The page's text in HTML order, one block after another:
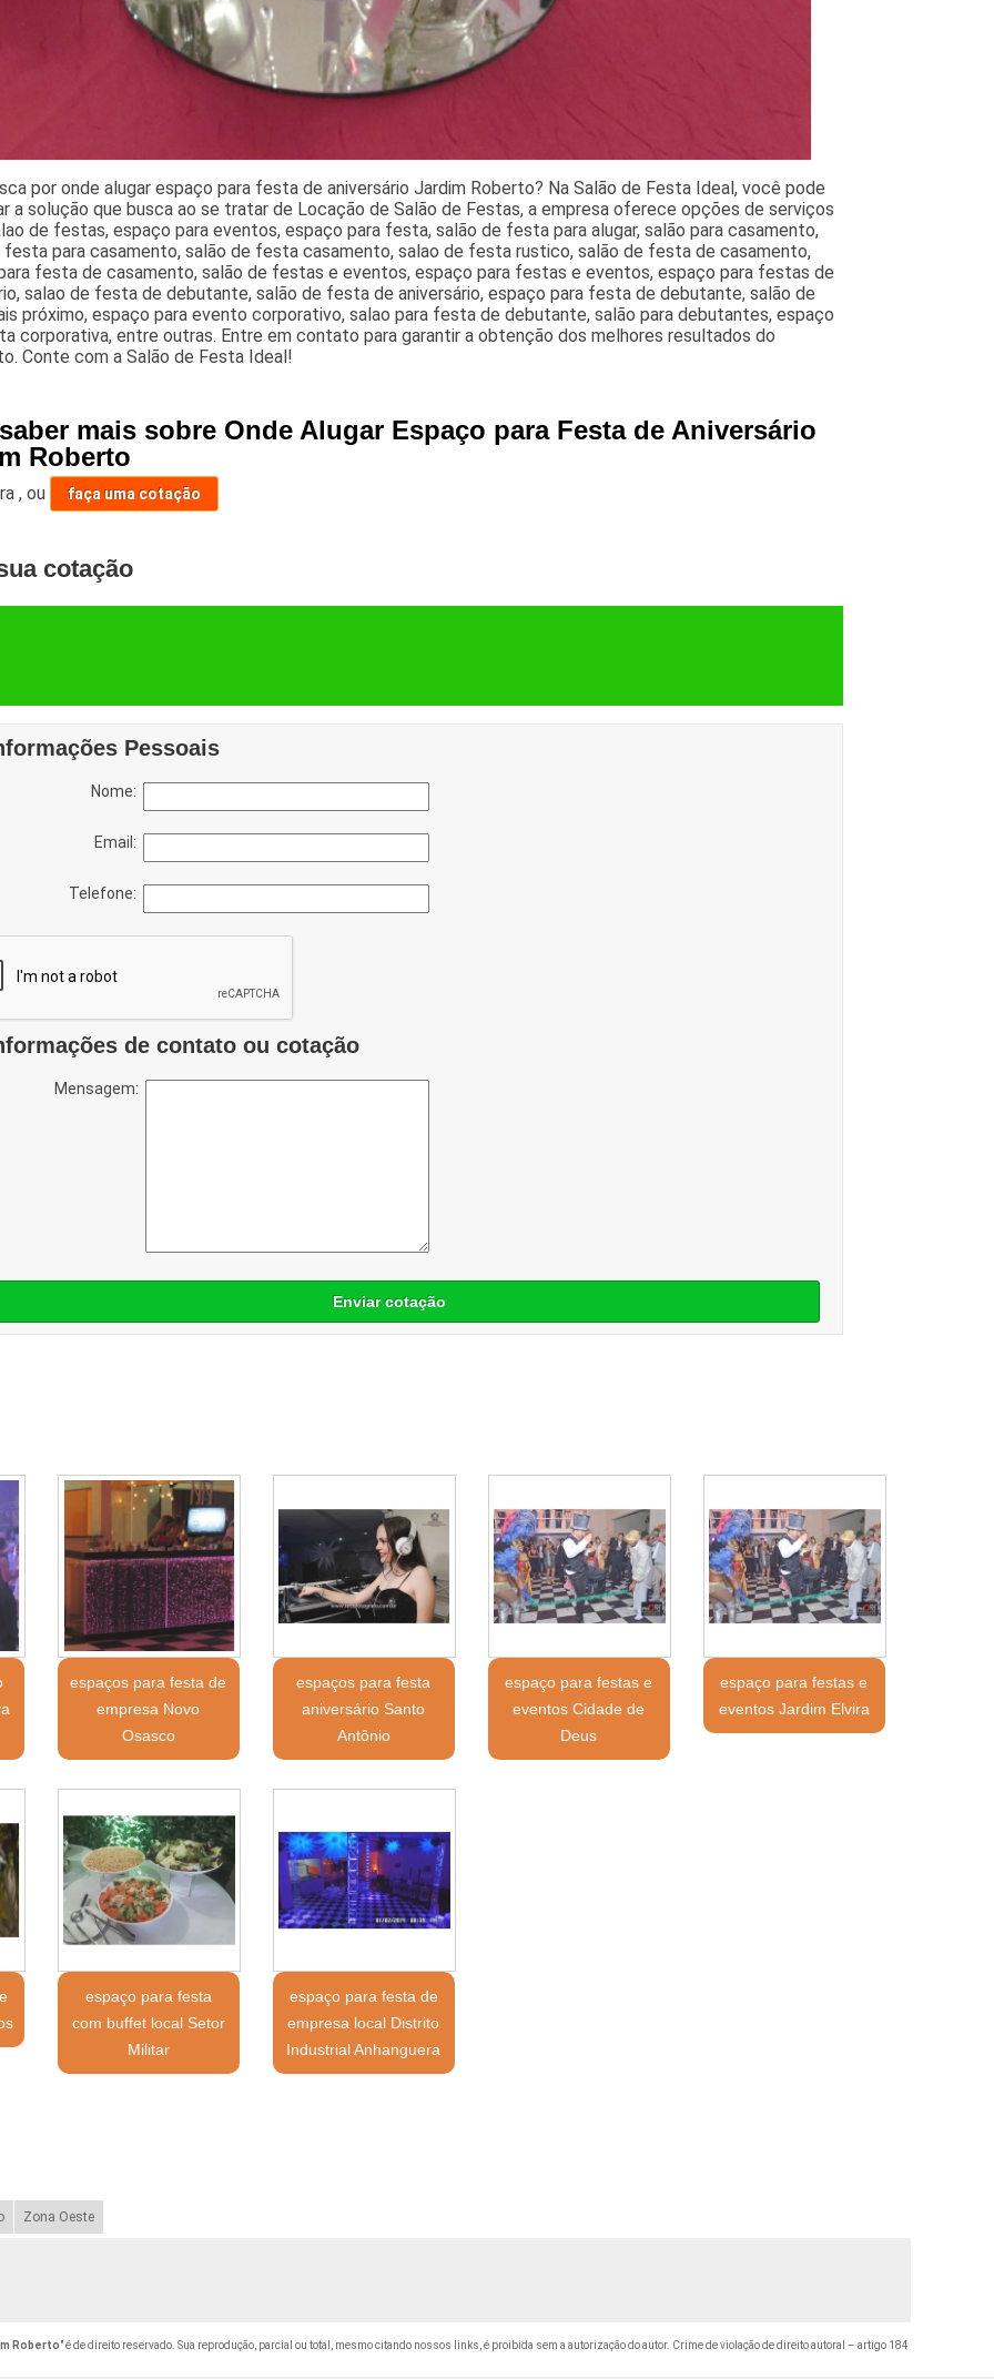
por onde alugar espaço para festa de aniversário Jardim Roberto? Na Salão de Festa Ideal, você pode
a solução que busca ao se tratar de Locação de Salão de Festas, a empresa oferece opções de serviços
de festas, espaço para eventos, espaço para festa, salão de festa para alugar, salão para casamento,
festa para casamento, salão de festa casamento, salao de festa rustico, salão de festa de casamento,
festa de casamento, salão de festas e eventos, espaço para festas e eventos, espaço para festas de
salao de festa de debutante, salão de festa de aniversário, espaço para festa de debutante, salão de
próximo, espaço para evento corporativo, salao para festa de debutante, salão para debutantes, espaço
corporativa, entre outras. Entre em contato para garantir a obtenção dos melhores resultados do
Conte com a Salão de Festa Ideal!
mais sobre Onde Alugar Espaço para Festa de Aniversário
Roberto
,ou faça uma cotação
cotação
Pessoais
Nome:
Email:
Telefone:
de contato ou cotação
Mensagem:
Enviar cotação
espaços para festa de
empresa Novo
Osasco
espaços para festa
aniversário Santo
Antônio
espaço para festas e
eventos Cidade de
Deus
espaço para festas e
eventos Jardim Elvira
espaço para festa
com buffet local Setor
Militar
espaço para festa de
empresa local Distrito
Industrial Anhanguera
Zona Oeste
Roberto" é de direito reservado. Sua reprodução, parcial ou total, mesmo citando nossos links, é proibida sem a autorização do autor. Crime de violação de direito autoral – artigo 184